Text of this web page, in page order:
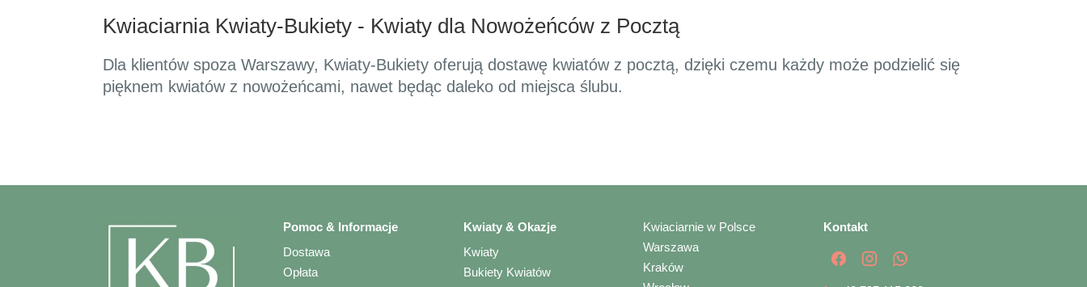
Kwiaciarnia Kwiaty-Bukiety - Kwiaty dla Nowożeńców z Pocztą
Dla klientów spoza Warszawy, Kwiaty-Bukiety oferują dostawę kwiatów z pocztą, dzięki czemu każdy może podzielić się
pięknem kwiatów z nowożeńcami, nawet będąc daleko od miejsca ślubu.
Pomoc & Informacje
Dostawa
Opłata
Kwiaty & Okazje
Kwiaty
Bukiety Kwiatów
Kwiaciarnie w Polsce
Warszawa
Kraków
Kontakt